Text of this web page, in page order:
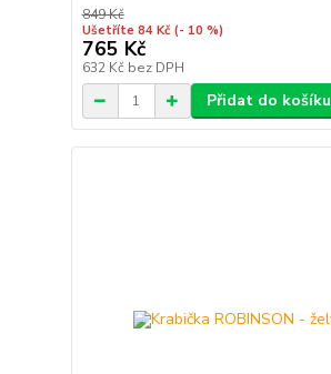
849 Kč
Ušetříte 84 Kč (- 10 %)
765 Kč
632 Kč bez DPH
Přidat do košíku